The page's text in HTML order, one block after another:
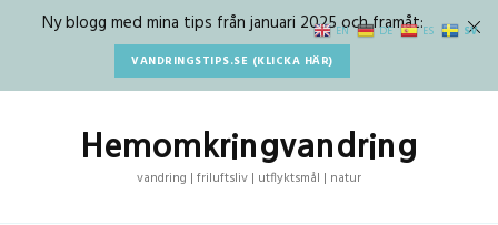
Ny blogg med mina tips från januari 2025 och framåt:
VANDRINGSTIPS.SE (KLICKA HÄR)
Hemomkringvandring
vandring | friluftsliv | utflyktsmål | natur
EN DE ES SV